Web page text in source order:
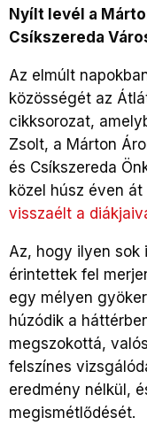
Nyílt levél a
Csíkszereda
Az elmúlt
közösségét az
cikksorozat,
Zsolt, a Márton
és Csíkszereda
közel húsz éven
visszaélt a
Az, hogy ilyen sok
érintettek fel
egy mélyen
húzódik a
megszokottá,
felszínes
eredmény nélkül,
megismétlődését.